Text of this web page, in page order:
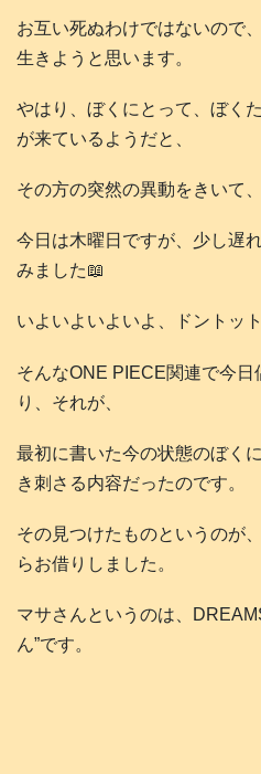
お互い死ぬわけではないので
生きようと思います。
やはり、ぼくにとって、ぼく
が来ているようだと、
その方の突然の異動をきいて
今日は木曜日ですが、少し遅
みました📖
いよいよいよいよ、ドントッ
そんなONE PIECE関連で今
り、それが、
最初に書いた今の状態のぼく
き刺さる内容だったのです。
その見つけたものというのが
らお借りしました。
マサさんというのは、
ん”です。